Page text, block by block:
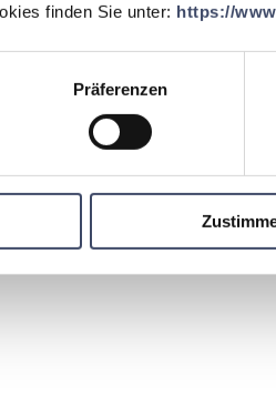
finden Sie unter: https://
Präferenzen
Kontakt